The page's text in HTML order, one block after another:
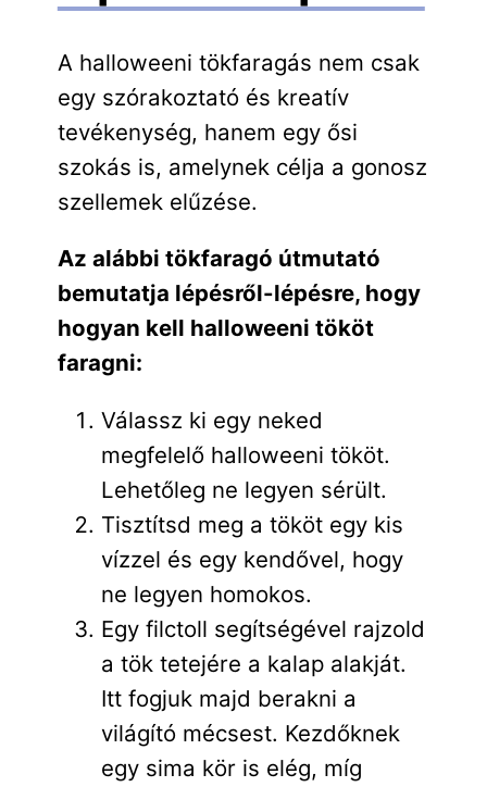
A halloweeni tökfaragás nem csak
egy szórakoztató és kreatív
tevékenység, hanem egy ősi
szokás is, amelynek célja a gonosz
szellemek elűzése.
Az alábbi tökfaragó útmutató
bemutatja lépésről-lépésre, hogy
hogyan kell halloweeni tököt
faragni:
Válassz ki egy neked
megfelelő halloweeni tököt.
Lehetőleg ne legyen sérült.
Tisztítsd meg a tököt egy kis
vízzel és egy kendővel, hogy
ne legyen homokos.
Egy filctoll segítségével rajzold
a tök tetejére a kalap alakját.
Itt fogjuk majd berakni a
világító mécsest. Kezdőknek
egy sima kör is elég, míg